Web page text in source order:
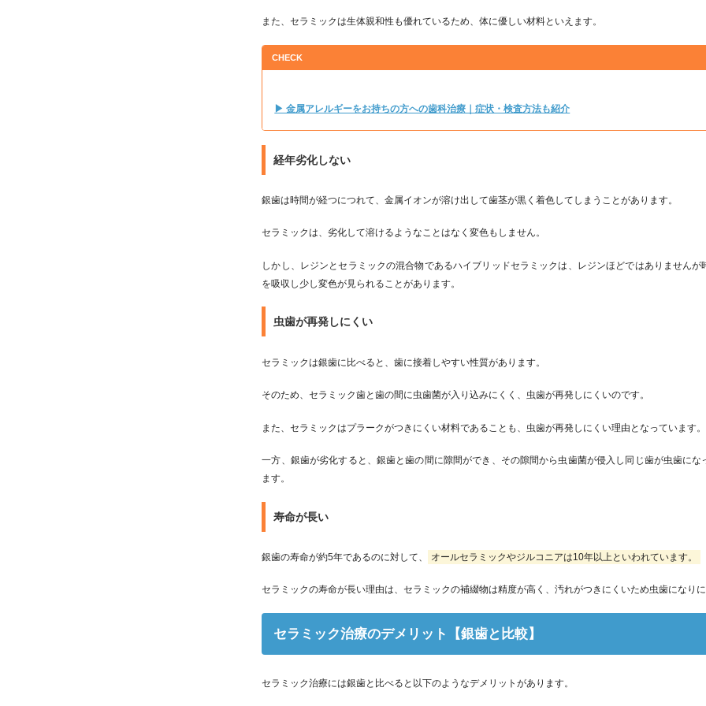
また、セラミックは生体親和性も優れているため、体に優しい材料といえます。
CHECK
▶ 金属アレルギーをお持ちの方への歯科治療｜症状・検査方法も紹介
経年劣化しない
銀歯は時間が経つにつれて、金属イオンが溶け出して歯茎が黒く着色してしまうことがあります。
セラミックは、劣化して溶けるようなことはなく変色もしません。
しかし、レジンとセラミックの混合物であるハイブリッドセラミックは、レジンほどではありませんが
を吸収し少し変色が見られることがあります。
虫歯が再発しにくい
セラミックは銀歯に比べると、歯に接着しやすい性質があります。
そのため、セラミック歯と歯の間に虫歯菌が入り込みにくく、虫歯が再発しにくいのです。
また、セラミックはプラークがつきにくい材料であることも、虫歯が再発しにくい理由となっています。
一方、銀歯が劣化すると、銀歯と歯の間に隙間ができ、その隙間から虫歯菌が侵入し同じ歯が虫歯にな
ます。
寿命が長い
銀歯の寿命が約5年であるのに対して、 オールセラミックやジルコニアは10年以上といわれています。
セラミックの寿命が長い理由は、セラミックの補綴物は精度が高く、汚れがつきにくいため虫歯になりに
セラミック治療のデメリット【銀歯と比較】
セラミック治療には銀歯と比べると以下のようなデメリットがあります。